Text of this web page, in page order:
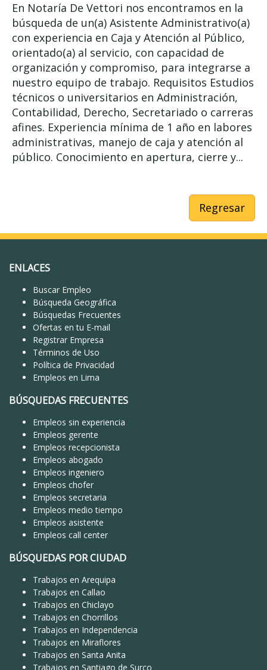
En Notaría De Vettori nos encontramos en la
búsqueda de un(a) Asistente Administrativo(a)
con experiencia en Caja y Atención al Público,
orientado(a) al servicio, con capacidad de
organización y compromiso, para integrarse a
nuestro equipo de trabajo. Requisitos Estudios
técnicos o universitarios en Administración,
Contabilidad, Derecho, Secretariado o carreras
afines. Experiencia mínima de 1 año en labores
administrativas, manejo de caja y atención al
público. Conocimiento en apertura, cierre y...
Regresar
ENLACES
Buscar Empleo
Búsqueda Geográfica
Búsquedas Frecuentes
Ofertas en tu E-mail
Registrar Empresa
Términos de Uso
Política de Privacidad
Empleos en Lima
BÚSQUEDAS FRECUENTES
Empleos sin experiencia
Empleos gerente
Empleos recepcionista
Empleos abogado
Empleos ingeniero
Empleos chofer
Empleos secretaria
Empleos medio tiempo
Empleos asistente
Empleos call center
BÚSQUEDAS POR CIUDAD
Trabajos en Arequipa
Trabajos en Callao
Trabajos en Chiclayo
Trabajos en Chorrillos
Trabajos en Independencia
Trabajos en Miraflores
Trabajos en Santa Anita
Trabajos en Santiago de Surco